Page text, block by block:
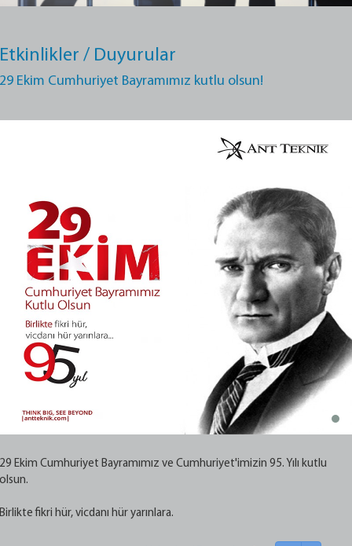
Etkinlikler / Duyurular
29 Ekim Cumhuriyet Bayramımız kutlu olsun!
29 Ekim Cumhuriyet Bayramımız ve Cumhuriyet'imizin 95. Yılı kutlu
olsun.
Birlikte fikri hür, vicdanı hür yarınlara.